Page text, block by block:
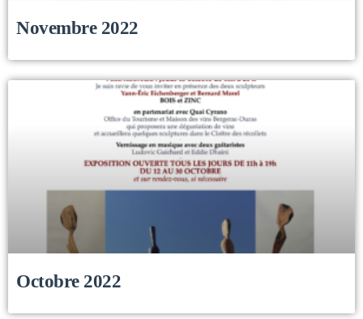
Novembre 2022
Octobre 2022